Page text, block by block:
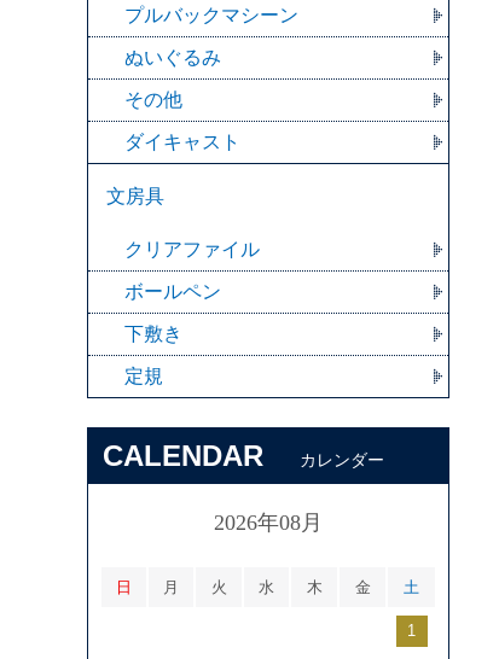
プルバックマシーン
ぬいぐるみ
その他
ダイキャスト
文房具
クリアファイル
ボールペン
下敷き
定規
CALENDAR カレンダー
2026年08月
日 月 火 水 木 金 土
1